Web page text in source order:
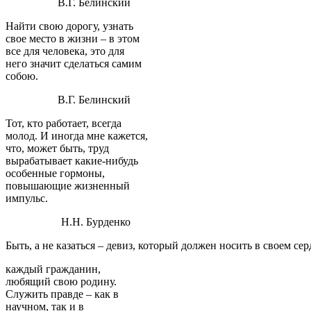
В.Г. Белинский
Найти свою дорогу, узнать
свое место в жизни – в этом
все для человека, это для
него значит сделаться самим
собою.
В.Г. Белинский
Тот, кто работает, всегда
молод. И иногда мне кажется,
что, может быть, труд
вырабатывает какие-нибудь
особенные гормоны,
повышающие жизненный
импульс.
Н.Н. Бурденко
Быть, а не казаться – девиз, который должен носить в своем
каждый гражданин,
любящий свою родину.
Служить правде – как в
научном, так и в